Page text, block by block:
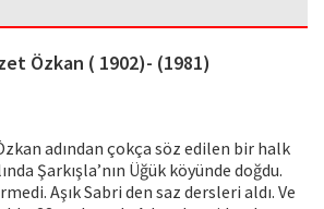
Özkan ( 1902)- (1981)
adından çokça söz edilen bir halk
Şarkışla’nın Üğük köyünde doğdu.
Aşık Sabri den saz dersleri aldı. Ve